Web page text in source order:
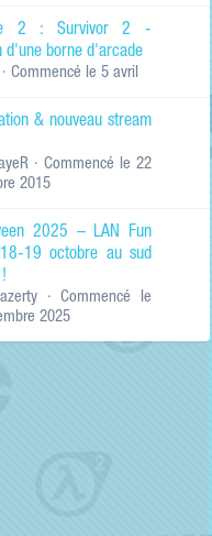
RECHERCHER LES
Titres et corps
Titres des
uniquement
2 : Survivor 2 -
d'une borne d'arcade
· Commencé le 5 avril
& nouveau stream
· Commencé le 22
2015
2025 – LAN Fun
19 octobre au sud
· Commencé le
2025